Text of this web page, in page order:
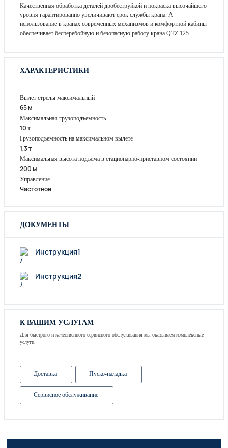
Качественная обработка деталей дробеструйкой и покраска высочайшего
уровня гарантированно увеличивают срок службы крана. А
использование в кранах современных механизмов и комфортной кабины
обеспечивает бесперебойную и безопасную работу крана QTZ 125.
ХАРАКТЕРИСТИКИ
Вылет стрелы максимальный
65 м
Максимальная грузоподъемность
10 т
Грузоподъемность на максимальном вылете
1,3 т
Максимальная высота подъема в стационарно-приставном состоянии
200 м
Управление
Частотное
ДОКУМЕНТЫ
Инструкция1
Инструкция2
К ВАШИМ УСЛУГАМ
Для быстрого и качественного сервисного обслуживания мы оказываем комплексные
услуги.
Доставка Пуско-наладка
Сервисное обслуживание